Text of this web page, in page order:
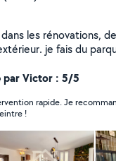
les rénovations,
je fais du
par Victor : 5/5
rapide. Je
!